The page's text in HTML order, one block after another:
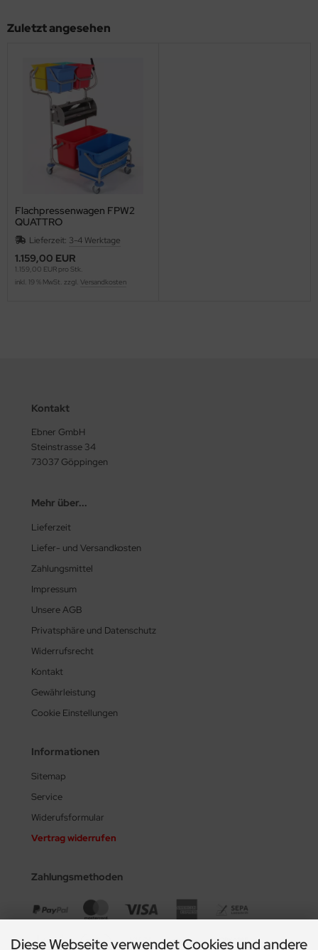
Zuletzt angesehen
Flachpressenwagen FPW2
QUATTRO
Lieferzeit: 3-4 Werktage
1.159,00 EUR
1.159,00 EUR pro Stk.
inkl. 19 % MwSt. zzgl. Versandkosten
Kontakt
Ebner GmbH
Steinstrasse 34
73037 Göppingen
Mehr über...
Lieferzeit
Liefer- und Versandkosten
Zahlungsmittel
Impressum
Unsere AGB
Privatsphäre und Datenschutz
Widerrufsrecht
Kontakt
Gewährleistung
Cookie Einstellungen
Informationen
Sitemap
Service
Widerufsformular
Vertrag widerrufen
Zahlungsmethoden
Diese Webseite verwendet Cookies und andere